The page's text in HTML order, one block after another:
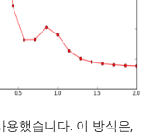
했습니다. 이 방식은,